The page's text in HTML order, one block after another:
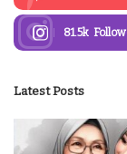
81.5k
Latest Posts